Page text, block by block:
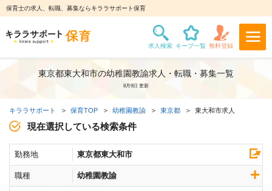
保育士の求人、転職、募集ならキララサポート保育
東京都東大和市の幼稚園教諭求人・転職・募集一覧
8月9日 更新
キララサポート 保育TOP 幼稚園教諭 東京都 東大和市求人
現在選択している検索条件
勤務地 東京都東大和市
職種 幼稚園教諭